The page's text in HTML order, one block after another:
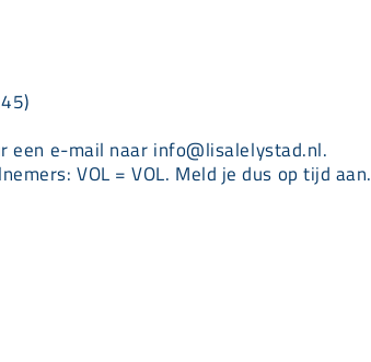
een e-mail naar info@lisalelystad.nl.
VOL = VOL. Meld je dus op tijd aan.